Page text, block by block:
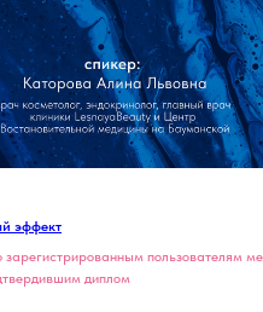
эффект
зарегистрированным пользователям
диплом